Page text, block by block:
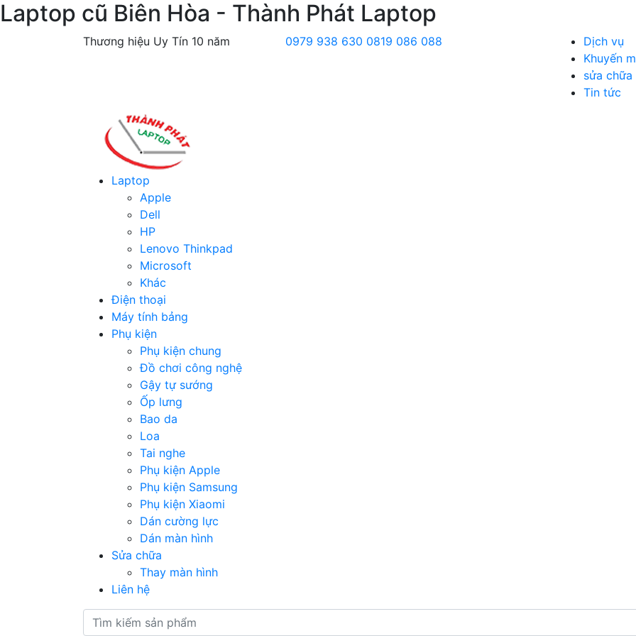
Laptop cũ Biên Hòa - Thành Phát Laptop
Thương hiệu Uy Tín 10 năm 0979 938 630 0819 086 088
Dịch vụ
Khuyến
sửa chữa
Tin tức
Laptop
Apple
Dell
HP
Lenovo Thinkpad
Microsoft
Khác
Điện thoại
Máy tính bảng
Phụ kiện
Phụ kiện chung
Đồ chơi công nghệ
Gậy tự sướng
Ốp lưng
Bao da
Loa
Tai nghe
Phụ kiện Apple
Phụ kiện Samsung
Phụ kiện Xiaomi
Dán cường lực
Dán màn hình
Sửa chữa
Thay màn hình
Liên hệ